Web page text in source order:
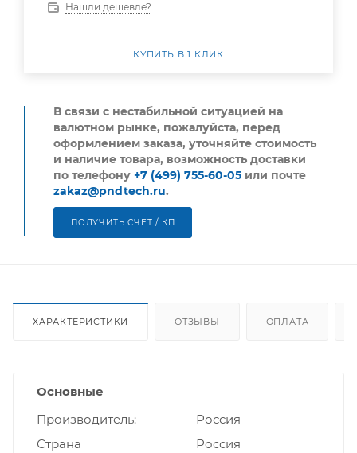
Нашли дешевле?
КУПИТЬ В 1 КЛИК
В связи с нестабильной ситуацией на
валютном рынке, пожалуйста, перед
оформлением заказа, уточняйте стоимость
и наличие товара, возможность доставки
по телефону +7 (499) 755-60-05 или почте
zakaz@pndtech.ru.
ПОЛУЧИТЬ СЧЕТ / КП
ХАРАКТЕРИСТИКИ ОТЗЫВЫ ОПЛАТА
Основные
Производитель
Россия
Страна
Россия